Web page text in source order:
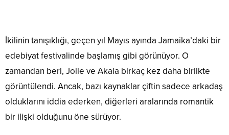
İkilinin tanışıklığı, geçen yıl Mayıs ayında Jamaika’daki bir
edebiyat festivalinde başlamış gibi görünüyor. O
zamandan beri, Jolie ve Akala birkaç kez daha birlikte
görüntülendi. Ancak, bazı kaynaklar çiftin sadece arkadaş
olduklarını iddia ederken, diğerleri aralarında romantik
bir ilişki olduğunu öne sürüyor.